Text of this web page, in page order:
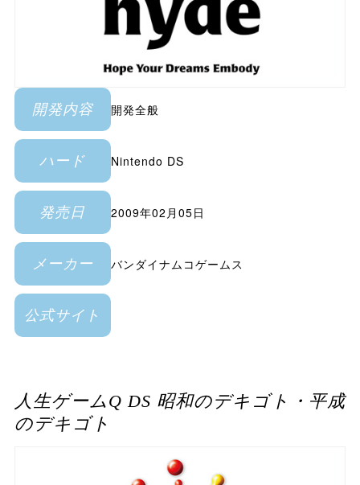
開発内容 開発全般
ハード Nintendo DS
発売日 2009年02月05日
メーカー バンダイナムコゲームス
公式サイト
人生ゲームQ DS 昭和のデキゴト・平成
のデキゴト